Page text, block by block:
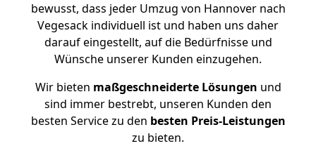
bewusst, dass jeder Umzug von Hannover nach
Vegesack individuell ist und haben uns daher
darauf eingestellt, auf die Bedürfnisse und
Wünsche unserer Kunden einzugehen.
Wir bieten maßgeschneiderte Lösungen und
sind immer bestrebt, unseren Kunden den
besten Service zu den besten Preis-Leistungen
zu bieten.